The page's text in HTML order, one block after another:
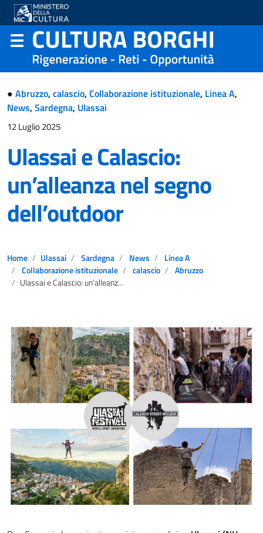
● Abruzzo, calascio, Collaborazione istituzionale, Linea A,
News, Sardegna, Ulassai
12 Luglio 2025
Ulassai e Calascio:
un’alleanza nel segno
dell’outdoor
Home Ulassai Sardegna News
Linea A
Collaborazione istituzionale
calascio
Abruzzo
Ulassai e Calascio: un’alleanza nel segno dell’outdoor